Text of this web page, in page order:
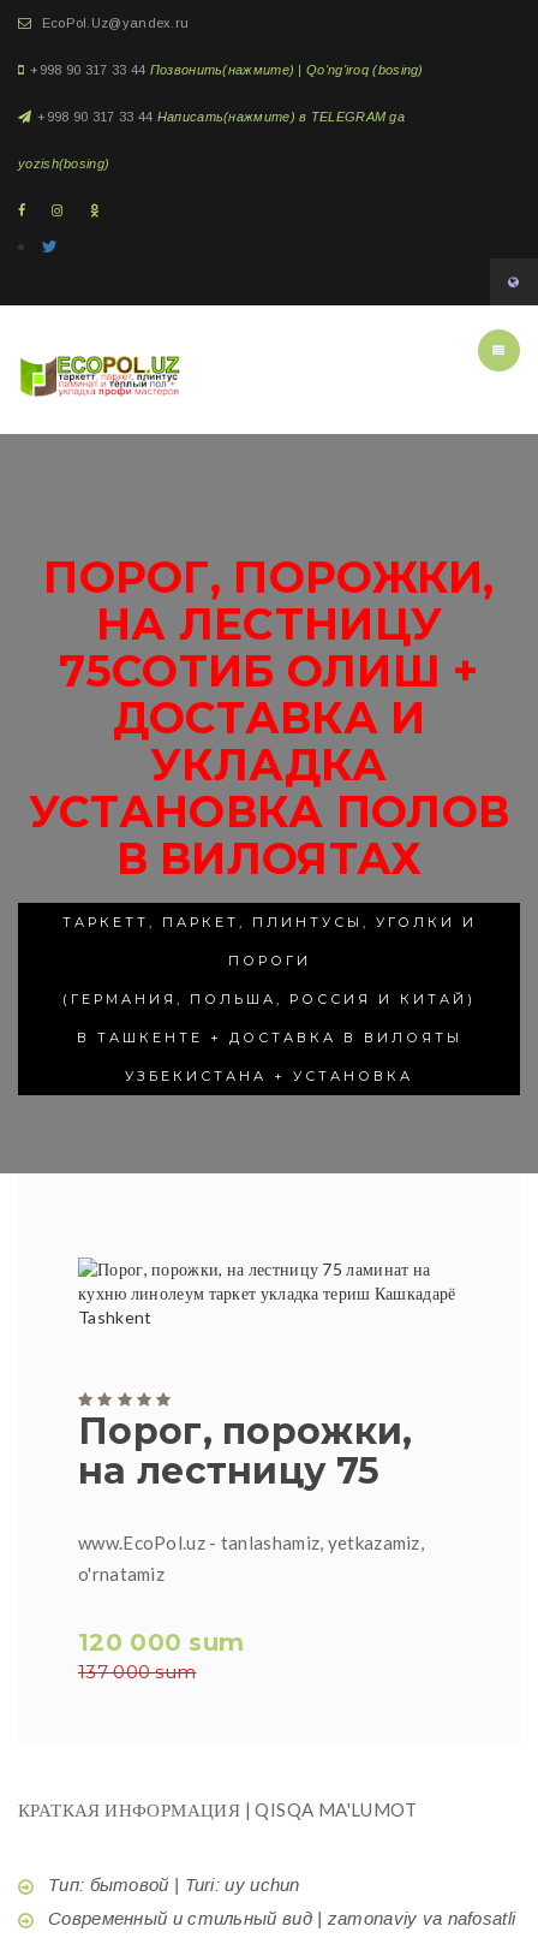
EcoPol.Uz@yandex.ru
+998 90 317 33 44 Позвонить(нажмите) | Qo'ng'iroq (bosing)
+998 90 317 33 44 Написать(нажмите) в TELEGRAM ga
yozish(bosing)
ПОРОГ, ПОРОЖКИ,
НА ЛЕСТНИЦУ
75СОТИБ ОЛИШ +
ДОСТАВКА И
УКЛАДКА
УСТАНОВКА ПОЛОВ
В ВИЛОЯТАХ
ТАРКЕТТ, ПАРКЕТ, ПЛИНТУСЫ, УГОЛКИ И
ПОРОГИ
(ГЕРМАНИЯ, ПОЛЬША, РОССИЯ И КИТАЙ)
В ТАШКЕНТЕ + ДОСТАВКА В ВИЛОЯТЫ
УЗБЕКИСТАНА + УСТАНОВКА
Порог, порожки,
на лестницу 75
www.EcoPol.uz - tanlashamiz, yetkazamiz,
o'rnatamiz
120 000 sum
137 000 sum
КРАТКАЯ ИНФОРМАЦИЯ | QISQA MA'LUMOT
Тип: бытовой | Turi: uy uchun
Современный и стильный вид | zamonaviy va nafosatli